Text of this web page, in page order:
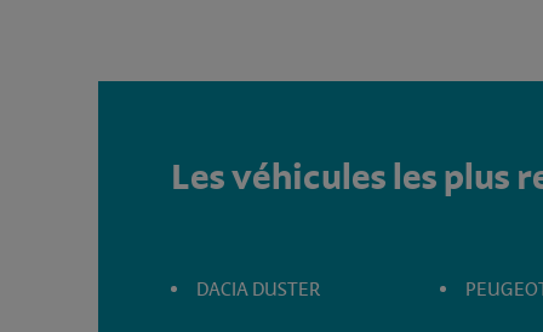
Les véhicules les plus
DACIA DUSTER